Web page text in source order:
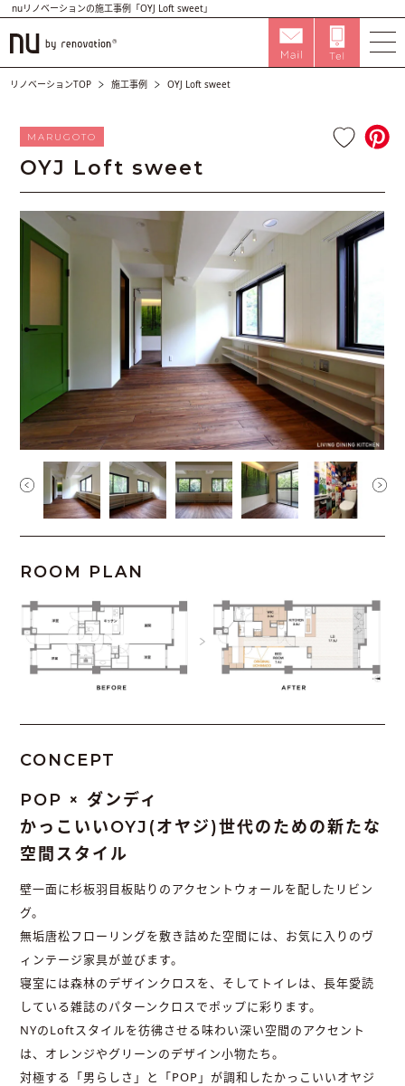
nuリノベーションの施工事例「OYJ Loft sweet」
リノベーションTOP 施工事例 OYJ Loft sweet
MARUGOTO
OYJ Loft sweet
ROOM PLAN
CONCEPT
POP × ダンディ
かっこいいOYJ(オヤジ)世代のための新たな
空間スタイル
壁一面に杉板羽目板貼りのアクセントウォールを配したリビン
グ。
無垢唐松フローリングを敷き詰めた空間には、お気に入りのヴ
ィンテージ家具が並びます。
寝室には森林のデザインクロスを、そしてトイレは、長年愛読
している雑誌のパターンクロスでポップに彩ります。
NYのLoftスタイルを彷彿させる味わい深い空間のアクセント
は、オレンジやグリーンのデザイン小物たち。
対極する「男らしさ」と「POP」が調和したかっこいいオヤジ